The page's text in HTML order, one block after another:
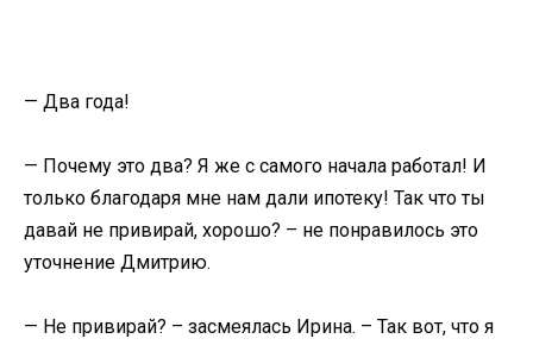
— Два года!
— Почему это два? Я же с самого начала работал! И
только благодаря мне нам дали ипотеку! Так что ты
давай не привирай, хорошо? – не понравилось это
уточнение Дмитрию.
— Не привирай? – засмеялась Ирина. – Так вот, что я